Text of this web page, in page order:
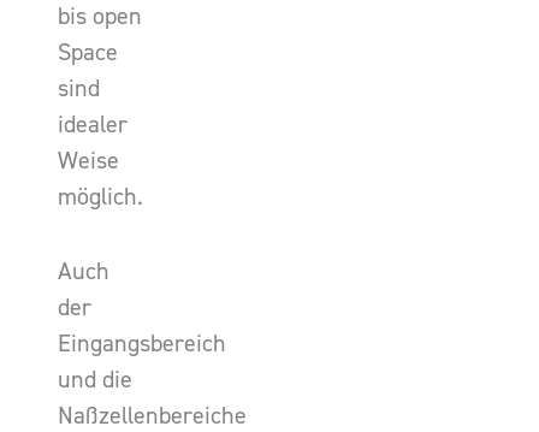
bis open
Space
sind
idealer
Weise
möglich.
Auch
der
Eingangsbereich
und die
Naßzellenbereiche